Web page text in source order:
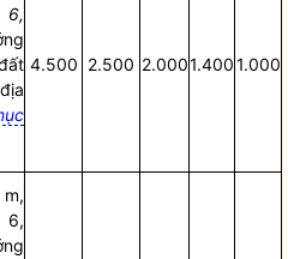
6,
4.500 2.500 2.0001.4001.000
6,